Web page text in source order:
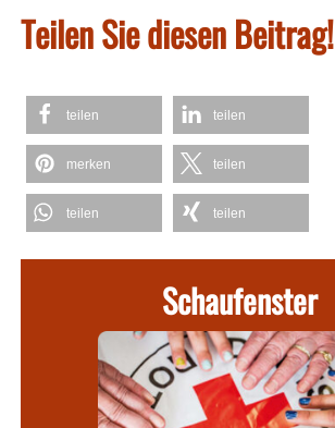
Teilen Sie diesen Beitrag!
teilen teilen
merken teilen
teilen teilen
Schaufenster